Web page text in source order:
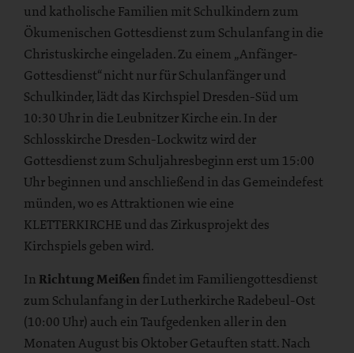
und katholische Familien mit Schulkindern zum
Ökumenischen Gottesdienst zum Schulanfang in die
Christuskirche eingeladen. Zu einem „Anfänger-
Gottesdienst“ nicht nur für Schulanfänger und
Schulkinder, lädt das Kirchspiel Dresden-Süd um
10:30 Uhr in die Leubnitzer Kirche ein. In der
Schlosskirche Dresden-Lockwitz wird der
Gottesdienst zum Schuljahresbeginn erst um 15:00
Uhr beginnen und anschließend in das Gemeindefest
münden, wo es Attraktionen wie eine
KLETTERKIRCHE und das Zirkusprojekt des
Kirchspiels geben wird.
In Richtung Meißenfindet im Familiengottesdienst
zum Schulanfang in der Lutherkirche Radebeul-Ost
(10:00 Uhr) auch ein Taufgedenken aller in den
Monaten August bis Oktober Getauften statt. Nach